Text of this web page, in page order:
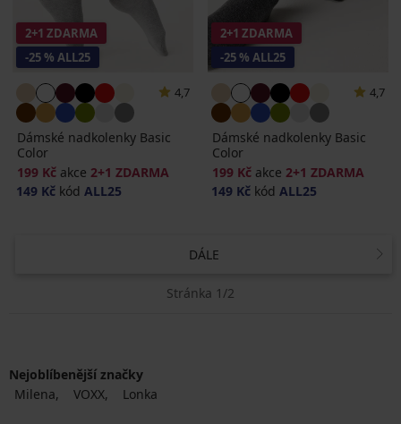
2+1 ZDARMA
-25 % ALL25
4,7
Dámské nadkolenky Basic
Color
199 Kč akce 2+1 ZDARMA
149 Kč kód ALL25
2+1 ZDARMA
-25 % ALL25
4,7
Dámské nadkolenky Basic
Color
199 Kč akce 2+1 ZDARMA
149 Kč kód ALL25
DÁLE
Stránka 1/2
Nejoblíbenější značky
Milena
VOXX Lonka